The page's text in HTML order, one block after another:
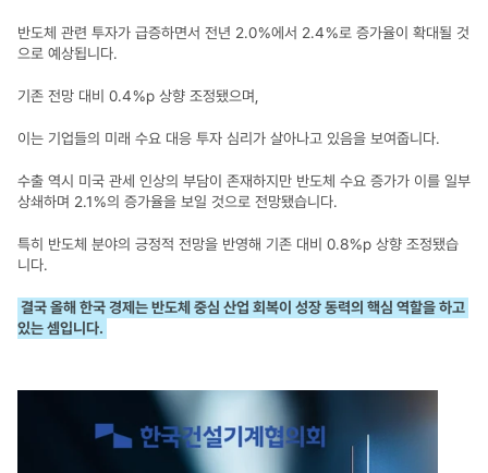
반도체 관련 투자가 급증하면서 전년 2.0％에서 2.4％로 증가율이 확대될 것
으로 예상됩니다.​
기존 전망 대비 0.4％p 상향 조정됐으며,
이는 기업들의 미래 수요 대응 투자 심리가 살아나고 있음을 보여줍니다.
수출 역시 미국 관세 인상의 부담이 존재하지만 반도체 수요 증가가 이를 일부
상쇄하며 2.1％의 증가율을 보일 것으로 전망됐습니다.​
특히 반도체 분야의 긍정적 전망을 반영해 기존 대비 0.8％p 상향 조정됐습
니다.​
결국 올해 한국 경제는 반도체 중심 산업 회복이 성장 동력의 핵심 역할을 하고
있는 셈입니다.